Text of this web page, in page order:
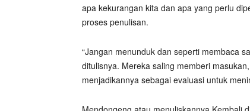
apa kekurangan kita dan apa yang perlu
proses penulisan.
“Jangan menunduk dan seperti membaca
ditulisnya. Mereka saling memberi
menjadikannya sebagai evaluasi untuk